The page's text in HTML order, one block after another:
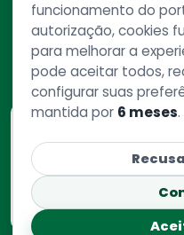
Redes Sociais
funcionamento do
autorização, cookies
para melhorar a
pode aceitar todos,
configurar suas
mantida por 6 meses.